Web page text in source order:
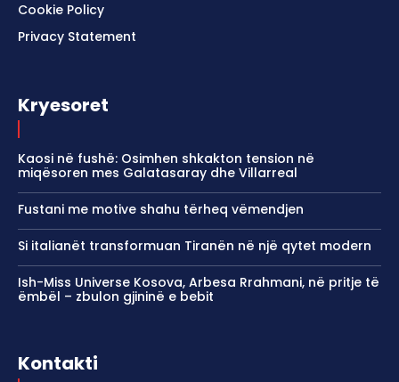
Cookie Policy
Privacy Statement
Kryesoret
Kaosi në fushë: Osimhen shkakton tension në
miqësoren mes Galatasaray dhe Villarreal
Fustani me motive shahu tërheq vëmendjen
Si italianët transformuan Tiranën në një qytet modern
Ish-Miss Universe Kosova, Arbesa Rrahmani, në pritje të
ëmbël – zbulon gjininë e bebit
Kontakti